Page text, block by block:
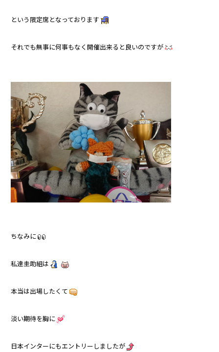
という限定席となっております
それでも無事に何事もなく開催出来ると良いのですが
ちなみに
私達圭助組は
本当は出場したくて
淡い期待を胸に
日本インターにもエントリーしましたが